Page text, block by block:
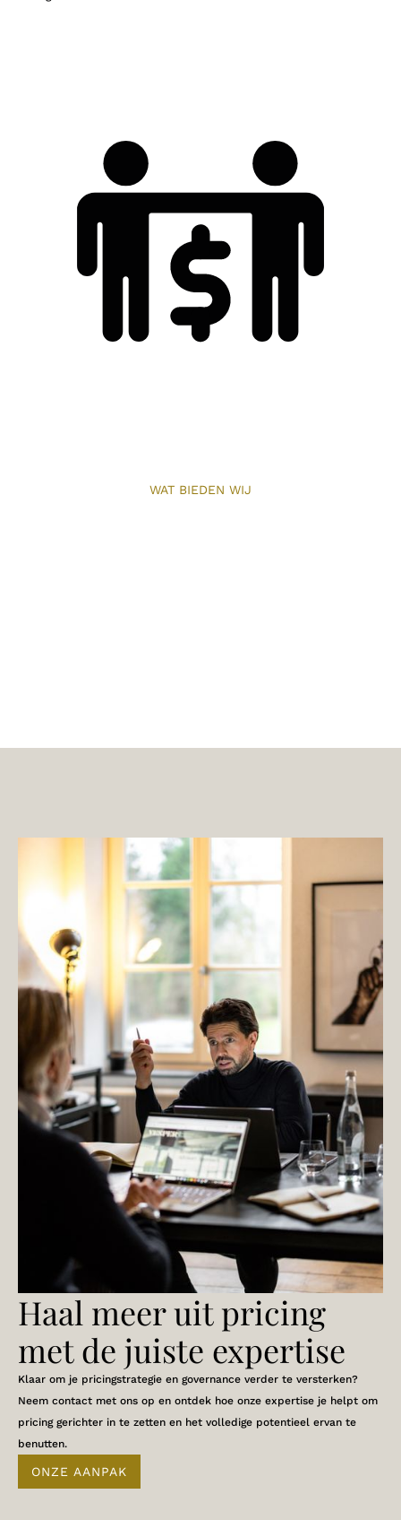
WAT BIEDEN WIJ
Haal meer uit pricing
met de juiste expertise
Klaar om je pricingstrategie en governance verder te versterken?
Neem contact met ons op en ontdek hoe onze expertise je helpt om
pricing gerichter in te zetten en het volledige potentieel ervan te
benutten.
ONZE AANPAK